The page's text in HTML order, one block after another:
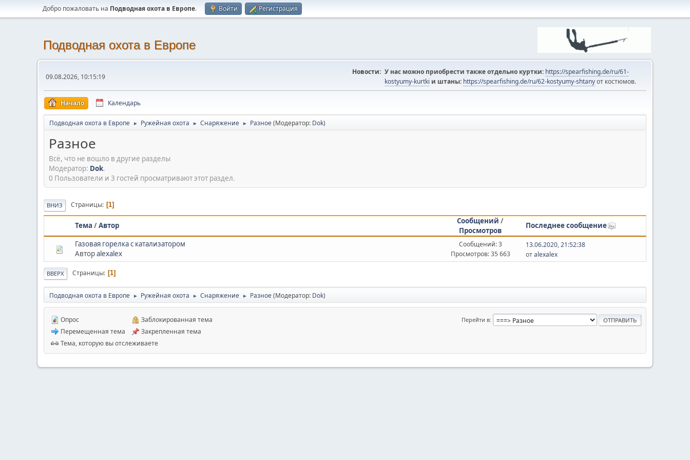
Добро пожаловать на Подводная охота в Европе. Войти Регистрация
Подводная охота в Европе
09.08.2026, 10:15:19
Новости: У нас можно приобрести также отдельно куртки: https://spearfishing.de/ru/61-
kostyumy-kurtki и штаны: https://spearfishing.de/ru/62-kostyumy-shtanyот костюмов.
Начало Календарь
Подводная охота в Европе ► Ружейная охота ► Снаряжение ► Разное(Модератор: Dok)
Разное
Всё, что не вошло в другие разделы
Модератор: Dok.
0 Пользователи и 3 гостей просматривают этот раздел.
ВНИЗ Страницы 1
Тема /Автор
Сообщений /
Просмотров
Последнее сообщение
Газовая горелка с катализатором
Авторalexalex
Сообщений: 3
Просмотров: 35 663
13.06.2020, 21:52:38
отalexalex
ВВЕРХ Страницы 1
Подводная охота в Европе ► Ружейная охота ► Снаряжение ► Разное(Модератор: Dok)
Перейти в
Опрос
Перемещенная тема
Заблокированная тема
Закрепленная тема
Тема, которую вы отслеживаете